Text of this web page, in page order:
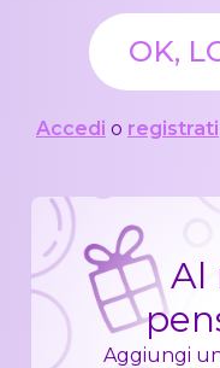
OK,
Accedi o registrati
Al
Aggiungi